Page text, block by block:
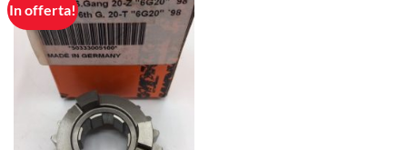
In offerta!
Aggiungi
alla lista
desideri